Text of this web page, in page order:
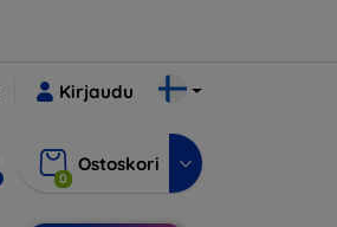
Kirjaudu
0
Ostoskori